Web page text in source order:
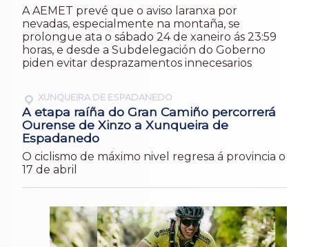
A AEMET prevé que o aviso laranxa por
nevadas, especialmente na montaña, se
prolongue ata o sábado 24 de xaneiro ás 23:59
horas, e desde a Subdelegación do Goberno
piden evitar desprazamentos innecesarios
XUNQUEIRA DE ESPADANEDO
A etapa raíña do Gran Camiño percorrerá
Ourense de Xinzo a Xunqueira de
Espadanedo
O ciclismo de máximo nivel regresa á provincia o
17 de abril